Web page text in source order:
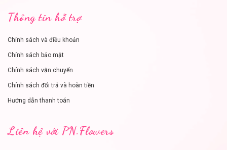
Thông tin hỗ trợ
Chính sách và điều khoản
Chính sách bảo mật
Chính sách vận chuyển
Chính sách đổi trả và hoàn tiền
Hướng dẫn thanh toán
Liên hệ với PN.Flowers